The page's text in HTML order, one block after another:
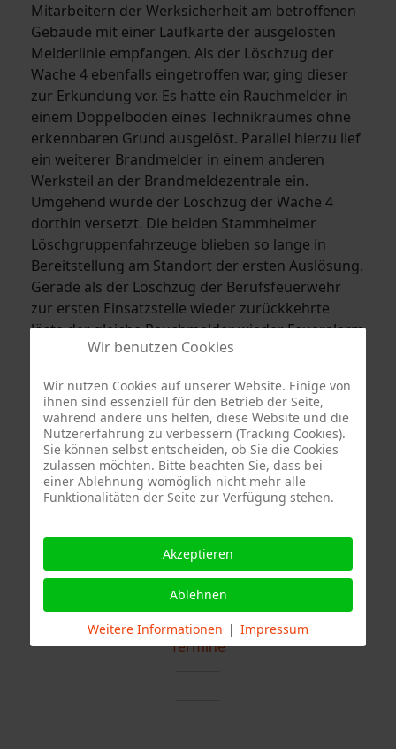
Mitarbeitern der Werksicherheit am betroffenen
Gebäude mit einer Laufkarte der ausgelösten
Melderlinie empfangen. Als der Löschzug der
Wache 4 ebenfalls eingetroffen war, ging dieser
zur Erkundung vor. Es hatte ein Rauchmelder in
einem Doppelboden eines Technikraumes ohne
erkennbaren Grund ausgelöst. Parallel hierzu lief
ein weiterer Brandmelder in einem anderen
Werksteil an der Brandmeldezentrale ein.
Umgehend wurde der Löschzug der Wache 4
dorthin versetzt. Die beiden Stammheimer
Löschgruppenfahrzeuge blieben so lange in
Bereitstellung am Standort der ersten Auslösung.
Gerade als der Löschzug der Berufsfeuerwehr
zur ersten Einsatzstelle wieder zurückkehrte
löste der gleiche Rauchmelder wieder Feueralarm
aus. Daraufhin wurde nach Erkundung durch die
Betreibers der betroffene Rauchmelder
abgeschaltet. Der Einsatz war dann nach ca. 1,5
Stunden beendet.
Termine
Wir benutzen Cookies
Wir nutzen Cookies auf unserer Website. Einige von
ihnen sind essenziell für den Betrieb der Seite,
während andere uns helfen, diese Website und die
Nutzererfahrung zu verbessern (Tracking Cookies).
Sie können selbst entscheiden, ob Sie die Cookies
zulassen möchten. Bitte beachten Sie, dass bei
einer Ablehnung womöglich nicht mehr alle
Funktionalitäten der Seite zur Verfügung stehen.
Akzeptieren
Ablehnen
Weitere Informationen | Impressum